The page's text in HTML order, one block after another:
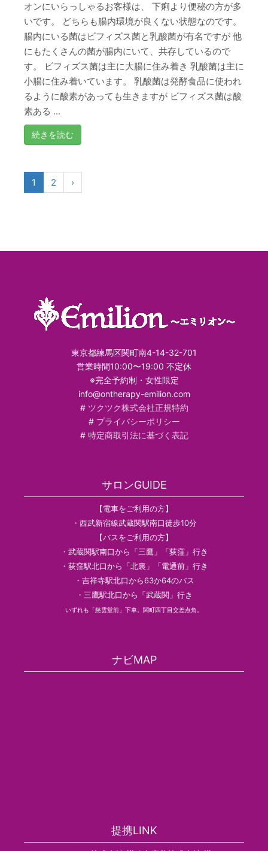
オンにいらっしゃるお客様は、 下痢より便秘の方が多
いです。 どちらも腸内環境が良くない状態なのです。
腸内にいる菌はビフィズス菌と乳酸菌が有名ですが 他
にもたくさんの菌が腸内にいて、共存しているので
す。 ビフィズス菌は主に大腸に住み着き 乳酸菌は主に
小腸に住み着いています。 乳酸菌は発酵食品に使われ
るように酸素があっても生きますが ビフィズス菌は酸
素ある ...
続きを読む
1 2 ›
東京都練馬区関町南4-14-32-701
営業時間10:00〜19:00 不定休
※完全予約制・女性限定
info@ontherapy-emilion.com
# ツクツク株式会社正規特約
# プライバシーポリシー
# 特定商取引法に基づく表記
サロンGUIDE
【電車をご利用の方】
・西武新宿線武蔵関駅南口徒歩10分
【バスをご利用の方】
・武蔵関駅南口から「三鷹」「荻窪」行き
・荻窪駅北口から「北裏」「電通前」行き
・吉祥寺駅北口から63か64のバス
・三鷹駅北口から「武蔵関」行き
いずれも「慈雲堂前」下車。関町四丁目交差点角。
ナビMAP
提携LINK